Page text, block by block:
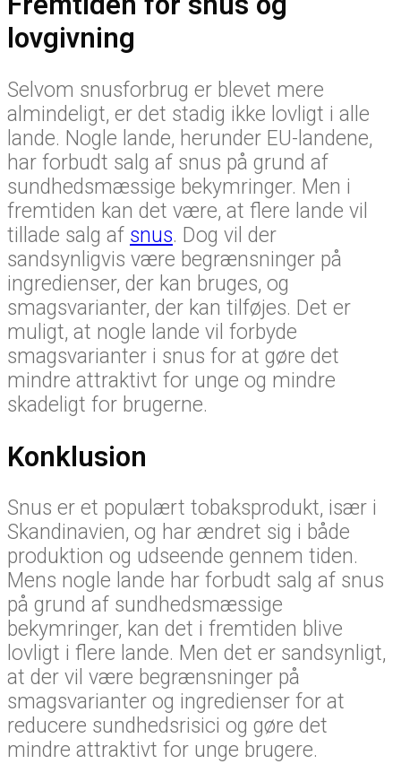
lovgivning
Selvom snusforbrug er blevet mere
almindeligt, er det stadig ikke lovligt i alle
lande. Nogle lande, herunder EU-landene,
har forbudt salg af snus på grund af
sundhedsmæssige bekymringer. Men i
fremtiden kan det være, at flere lande vil
tillade salg af snus. Dog vil der
sandsynligvis være begrænsninger på
ingredienser, der kan bruges, og
smagsvarianter, der kan tilføjes. Det er
muligt, at nogle lande vil forbyde
smagsvarianter i snus for at gøre det
mindre attraktivt for unge og mindre
skadeligt for brugerne.
Konklusion
Snus er et populært tobaksprodukt, især i
Skandinavien, og har ændret sig i både
produktion og udseende gennem tiden.
Mens nogle lande har forbudt salg af snus
på grund af sundhedsmæssige
bekymringer, kan det i fremtiden blive
lovligt i flere lande. Men det er sandsynligt,
at der vil være begrænsninger på
smagsvarianter og ingredienser for at
reducere sundhedsrisici og gøre det
mindre attraktivt for unge brugere.